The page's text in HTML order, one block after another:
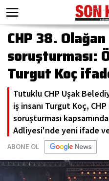
CHP 38.
soruşturması:
Turgut Koç
Tutuklu CHP Uşak
iş insanı Turgut Koç,
soruşturması
Adliyesi'nde yeni ifade
ABONE OL